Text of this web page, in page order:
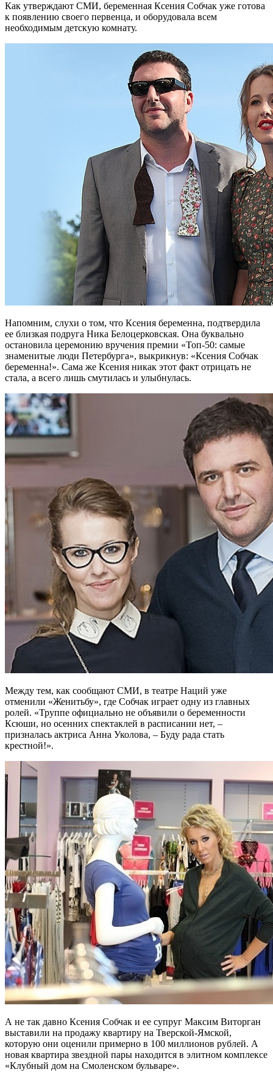
Как утверждают СМИ, беременная Ксения Собчак уже готова
к появлению своего первенца, и оборудовала всем
необходимым детскую комнату.
Напомним, слухи о том, что Ксения беременна, подтвердила
ее близкая подруга Ника Белоцерковская. Она буквально
остановила церемонию вручения премии «Топ-50: самые
знаменитые люди Петербурга», выкрикнув: «Ксения Собчак
беременна!». Сама же Ксения никак этот факт отрицать не
стала, а всего лишь смутилась и улыбнулась.
Между тем, как сообщают СМИ, в театре Наций уже
отменили «Женитьбу», где Собчак играет одну из главных
ролей. «Труппе официально не объявили о беременности
Ксюши, но осенних спектаклей в расписании нет, –
призналась актриса Анна Уколова, – Буду рада стать
крестной!».
А не так давно Ксения Собчак и ее супруг Максим Виторган
выставили на продажу квартиру на Тверской-Ямской,
которую они оценили примерно в 100 миллионов рублей. А
новая квартира звездной пары находится в элитном комплексе
«Клубный дом на Смоленском бульваре».